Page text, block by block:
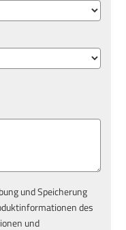
und Speicherung
des
und